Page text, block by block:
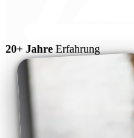
20+ Jahre Erfahrung